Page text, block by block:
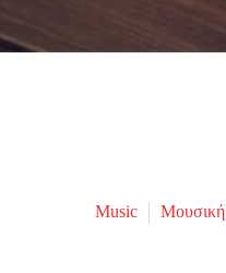
Music Μουσική